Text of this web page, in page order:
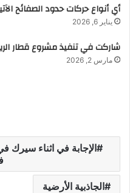
أي أنواع حركات حدود الصفائح
يناير 6, 2026
شاركت في تنفيذ مشروع قطار
مارس 2, 2026
الإجابة في اثناء سيرك
الجاذبية الأرضية